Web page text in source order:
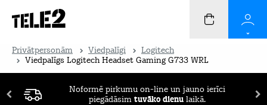
Privātpersonām Viedpalīgi
Logitech
Viedpalīgs Logitech Headset Gaming G733 WRL
Noformē pirkumu on-line un jauno ierīci
piegādāsim tuvāko dienu laikā.